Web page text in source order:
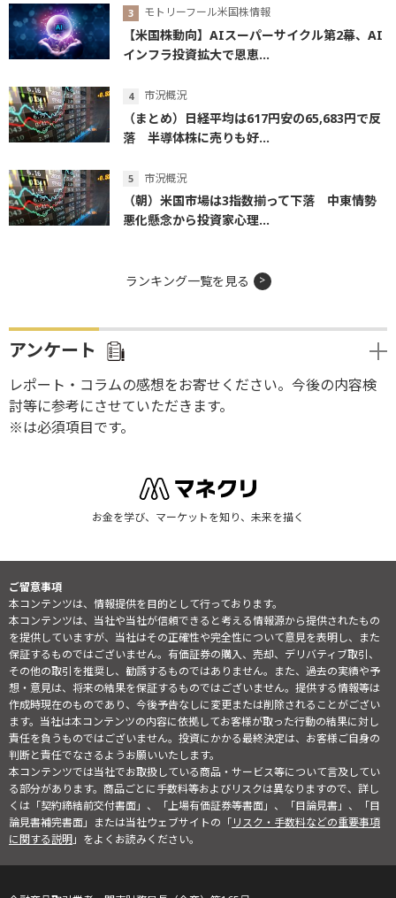
モトリーフール米国株情報
【米国株動向】AIスーパーサイクル第2幕、AI
インフラ投資拡大で恩恵...
市況概況
（まとめ）日経平均は617円安の65,683円で反
落 半導体株に売りも好...
市況概況
（朝）米国市場は3指数揃って下落 中東情勢
悪化懸念から投資家心理...
ランキング一覧を見る
アンケート
レポート・コラムの感想をお寄せください。今後の内容検
討等に参考にさせていただきます。
※は必須項目です。
お金を学び、マーケットを知り、未来を描く
ご留意事項
本コンテンツは、情報提供を目的として行っております。
本コンテンツは、当社や当社が信頼できると考える情報源から提供されたもの
を提供していますが、当社はその正確性や完全性について意見を表明し、また
保証するものではございません。有価証券の購入、売却、デリバティブ取引、
その他の取引を推奨し、勧誘するものではありません。また、過去の実績や予
想・意見は、将来の結果を保証するものではございません。提供する情報等は
作成時現在のものであり、今後予告なしに変更または削除されることがござい
ます。当社は本コンテンツの内容に依拠してお客様が取った行動の結果に対し
責任を負うものではございません。投資にかかる最終決定は、お客様ご自身の
判断と責任でなさるようお願いいたします。
本コンテンツでは当社でお取扱している商品・サービス等について言及してい
る部分があります。商品ごとに手数料等およびリスクは異なりますので、詳し
くは「契約締結前交付書面」、「上場有価証券等書面」、「目論見書」、「目
論見書補完書面」または当社ウェブサイトの「リスク・手数料などの重要事項
に関する説明」をよくお読みください。